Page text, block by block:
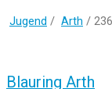
Jugend / Arth /
Blauring Arth